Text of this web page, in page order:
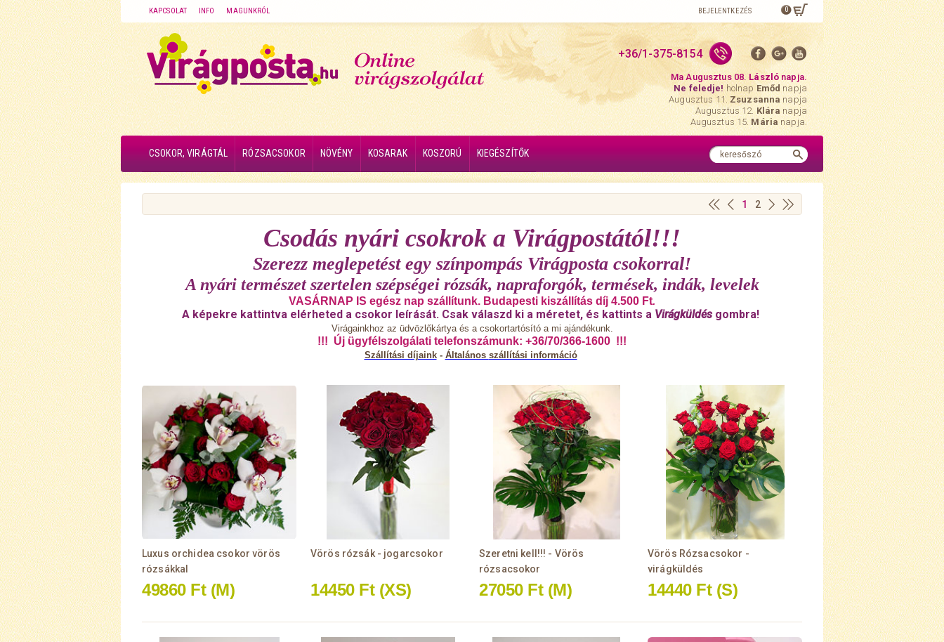
KAPCSOLAT INFO MAGUNKRÓL BEJELENTKEZÉS 0
+36/1-375-8154
Ma Augusztus 08.László napja.
Ne feledje! holnapEmődnapja
Augusztus 11. Zsuzsannanapja
Augusztus 12.Kláranapja
Augusztus 15.Mária napja.
CSOKOR, VIRÁGTÁL RÓZSACSOKOR NÖVÉNY KOSARAK KOSZORÚ KIEGÉSZÍTŐK
1 2
Csodás nyári csokrok a Virágpostától!!!
Szerezz meglepetést egy színpompás Virágposta csokorral!
A nyári természet szertelen szépségei rózsák, napraforgók, termések, indák, levelek
VASÁRNAP IS egész nap szállítunk. Budapesti kiszállítás díj 4.500 Ft.
A képekre kattintva elérheted a csokor leírását. Csak válaszd ki a méretet, és kattints a Virágküldés gombra!
Virágainkhoz az üdvözlőkártya és a csokortartósító a mi ajándékunk.
!!! Új ügyfélszolgálati telefonszámunk: +36/70/366-1600 !!!
Szállítási díjaink - Általános szállítási információ
Luxus orchidea csokor vörös
rózsákkal
49860 Ft (M)
Vörös rózsák - jogarcsokor
14450 Ft (XS)
Szeretni kell!!! - Vörös
rózsacsokor
27050 Ft (M)
Vörös Rózsacsokor -
virágküldés
14440 Ft (S)